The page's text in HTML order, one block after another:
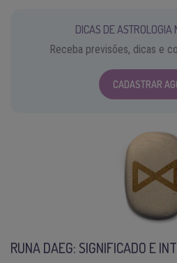
DICAS DE ASTROLOGIA
Receba previsões, dicas e
CADASTRAR
RUNA DAEG: SIGNIFICADO E